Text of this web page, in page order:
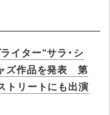
イター“サラ・シ
ズ作品を発表 第
トリートにも出演